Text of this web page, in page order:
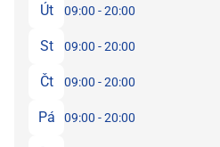
Út 09:00 - 20:00
St 09:00 - 20:00
Čt 09:00 - 20:00
Pá 09:00 - 20:00